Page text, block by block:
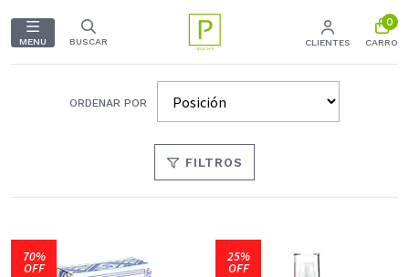
MENU BUSCAR CLIENTES
0
CARRO
ORDENAR POR
FILTROS
70%
OFF
25%
OFF